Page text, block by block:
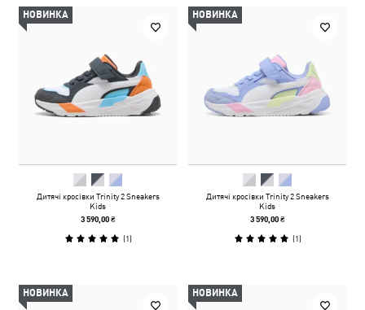
НОВИНКА
Дитячі кросівки Trinity 2 Sneakers
Kids
3 590,00 ₴
(1)
НОВИНКА
Дитячі кросівки Trinity 2 Sneakers
Kids
3 590,00 ₴
(1)
НОВИНКА НОВИНКА